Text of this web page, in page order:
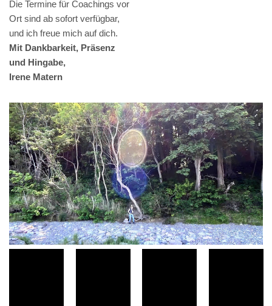
Die Termine für Coachings vor
Ort sind ab sofort verfügbar,
und ich freue mich auf dich.
Mit Dankbarkeit, Präsenz
und Hingabe,
Irene Matern